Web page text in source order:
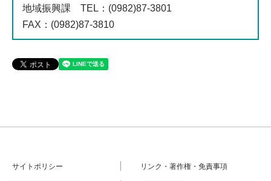
地域振興課 TEL ：(0982)87-3801
FAX ：(0982)87-3810
サイトポリシー リンク・著作権・免責事項